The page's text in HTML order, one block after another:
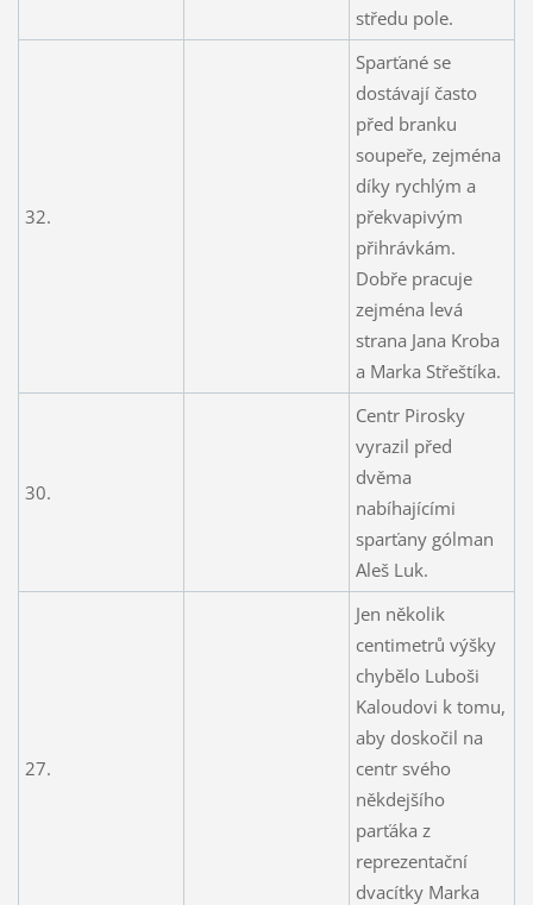
středu pole.
32.
Sparťané se
dostávají často
před branku
soupeře, zejména
díky rychlým a
překvapivým
přihrávkám.
Dobře pracuje
zejména levá
strana Jana Kroba
a Marka Střeštíka.
30.
Centr Pirosky
vyrazil před
dvěma
nabíhajícími
sparťany gólman
Aleš Luk.
27.
Jen několik
centimetrů výšky
chybělo Luboši
Kaloudovi k tomu,
aby doskočil na
centr svého
někdejšího
parťáka z
reprezentační
dvacítky Marka